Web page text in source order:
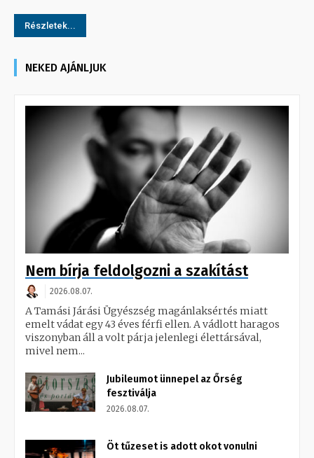
Részletek...
NEKED AJÁNLJUK
Nem bírja feldolgozni a szakítást
2026.08.07.
A Tamási Járási Ügyészség magánlaksértés miatt
emelt vádat egy 43 éves férfi ellen. A vádlott haragos
viszonyban áll a volt párja jelenlegi élettársával,
mivel nem...
Jubileumot ünnepel az Őrség
fesztiválja
2026.08.07.
Öt tűzeset is adott okot vonulni